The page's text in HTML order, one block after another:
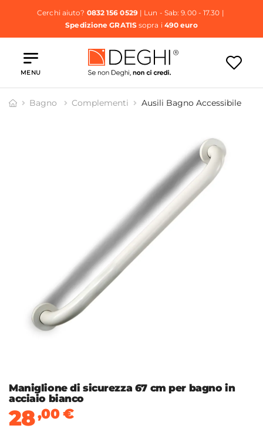
Cerchi aiuto? 0832 156 0529| Lun - Sab: 9.00 - 17.30 |
Spedizione GRATISsopra i 490 euro
MENU
Bagno Complementi Ausili Bagno Accessibile
Maniglione di sicurezza 67 cm per bagno in
acciaio bianco
28,00€